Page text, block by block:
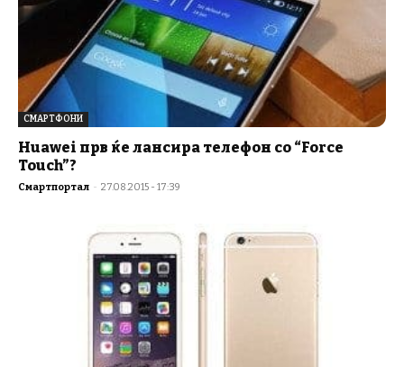
СМАРТФОНИ
Huawei прв ќе лансира телефон со “Force
Touch”?
Смартпортал - 27.08.2015 - 17:39